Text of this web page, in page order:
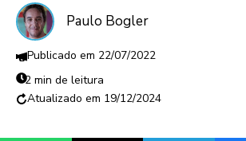
Paulo Bogler
22/07/2022
2 min de leitura
19/12/2024